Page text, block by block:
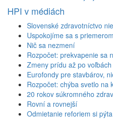
HPI v médiách
Slovenské zdravotníctvo
Uspokojíme sa s
Nič sa nezmení
Rozpočet: prekvapenie sa
Zmeny prídu až po voľbách
Eurofondy pre stavbárov,
Rozpočet: chýba svetlo na
20 rokov súkromného
Rovní a rovnejší
Odmietanie reforiem si